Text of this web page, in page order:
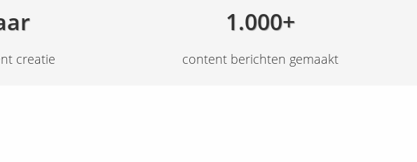
creatie
1.000+
content berichten gemaakt